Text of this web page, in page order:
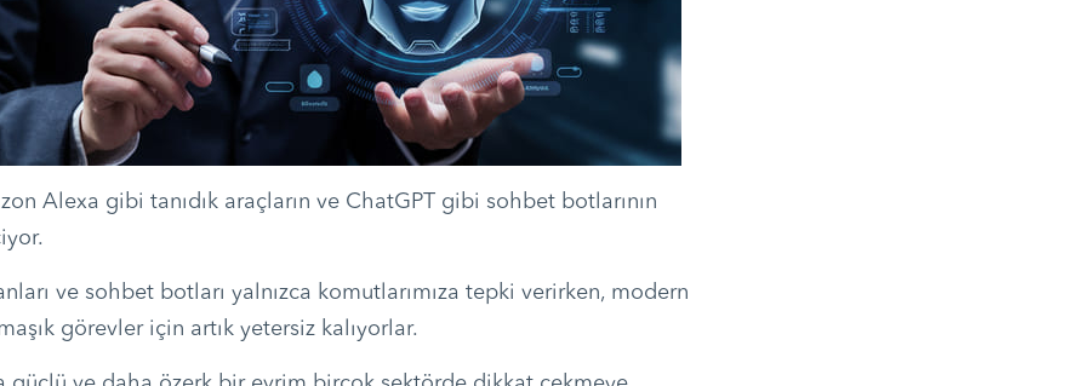
Alexa gibi tanıdık araçların ve ChatGPT gibi sohbet botlarının
ve sohbet botları yalnızca komutlarımıza tepki verirken, modern
görevler için artık yetersiz kalıyorlar.